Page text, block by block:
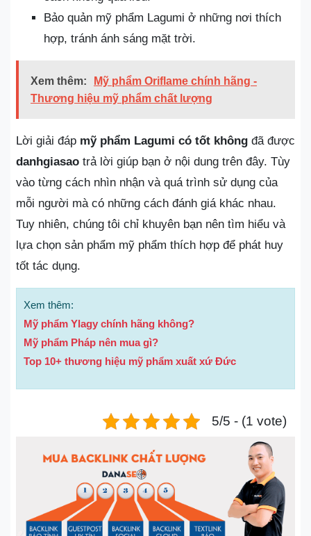
Bảo quản mỹ phẩm Lagumi ở những nơi thích
hợp, tránh ánh sáng mặt trời.
Xem thêm:
Mỹ phẩm Oriflame chính hãng -
Thương hiệu mỹ phẩm chất lượng
Lời giải đáp mỹ phẩm Lagumi có tốt không đã được
danhgiasao trả lời giúp bạn ở nội dung trên đây. Tùy
vào từng cách nhìn nhận và quá trình sử dụng của
mỗi người mà có những cách đánh giá khác nhau.
Tuy nhiên, chúng tôi chỉ khuyên bạn nên tìm hiểu và
lựa chọn sản phẩm mỹ phẩm thích hợp để phát huy
tốt tác dụng.
Xem thêm:
Mỹ phẩm Ylagy chính hãng không?
Mỹ phẩm Pháp nên mua gì?
Top 10+ thương hiệu mỹ phẩm xuất xứ Đức
5/5 - (1 vote)